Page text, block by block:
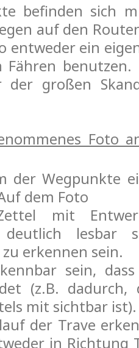
befinden sich
auf den
entweder ein
Fähren
großen
Foto
der Wegpunkte
dem Foto
mit
deutlich lesbar
erkennen sein.
sein,
(z.B. dadurch,
mit sichtbar ist).
der Trave
in Richtung